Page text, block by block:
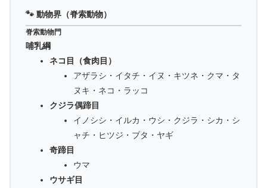
🐾 動物界（脊索動物）
脊索動物門
哺乳綱
ネコ目（食肉目）
アザラシ・イタチ・イヌ・キツネ・クマ・タ
ヌキ・ネコ・ラッコ
クジラ偶蹄目
イノシシ・イルカ・ウシ・クジラ・シカ・シ
ャチ・ヒツジ・ブタ・ヤギ
奇蹄目
ウマ
ウサギ目